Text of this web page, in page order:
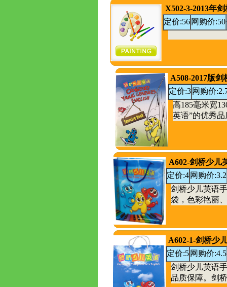
X502-3-2013年
定价:56 网购价:50
A508-2017版
定价:3 网购价
高185毫米宽
英语”的优秀
A602-剑桥少儿
定价:4 网购价:3.2
剑桥少儿英语
袋，色彩艳丽
A602-1-剑桥少
定价:5 网购价:4.5
剑桥少儿英语
品质保障。剑